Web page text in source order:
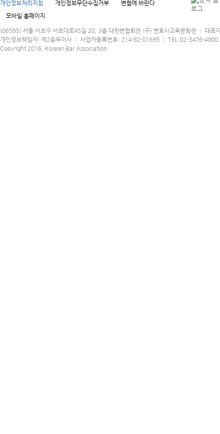
개인정보처리지침 개인정보무단수집거부
변협에 바란다
모바일 홈페이지
(06595) 서울 서초구 서초대로45길 20, 3층 대한변협회관 (구) 변호사교육문화관 │ 대표
개인정보책임자: 제2총무이사 │ 사업자등록번호: 214-82-01695 │ TEL:02-3476-
Copyright 2016, Korean Bar Association